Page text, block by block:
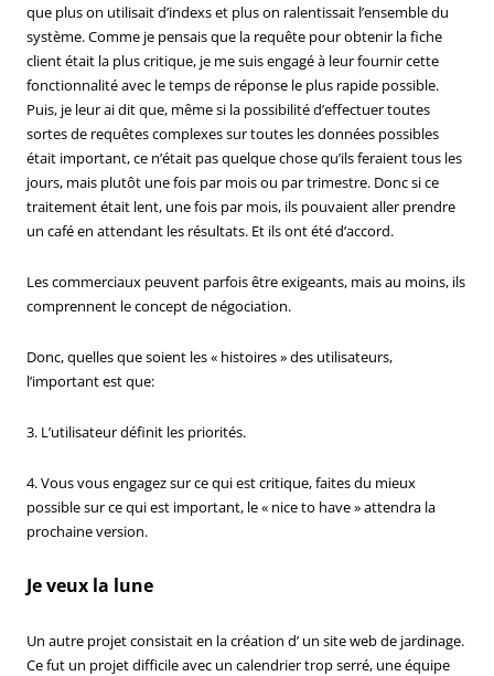
que plus on utilisait d’indexs et plus on ralentissait l’ensemble du
système. Comme je pensais que la requête pour obtenir la fiche
client était la plus critique, je me suis engagé à leur fournir cette
fonctionnalité avec le temps de réponse le plus rapide possible.
Puis, je leur ai dit que, même si la possibilité d’effectuer toutes
sortes de requêtes complexes sur toutes les données possibles
était important, ce n’était pas quelque chose qu’ils feraient tous les
jours, mais plutôt une fois par mois ou par trimestre. Donc si ce
traitement était lent, une fois par mois, ils pouvaient aller prendre
un café en attendant les résultats. Et ils ont été d’accord.
Les commerciaux peuvent parfois être exigeants, mais au moins, ils
comprennent le concept de négociation.
Donc, quelles que soient les « histoires » des utilisateurs,
l’important est que:
3. L’utilisateur définit les priorités.
4. Vous vous engagez sur ce qui est critique, faites du mieux
possible sur ce qui est important, le « nice to have » attendra la
prochaine version.
Je veux la lune
Un autre projet consistait en la création d’ un site web de jardinage.
Ce fut un projet difficile avec un calendrier trop serré, une équipe